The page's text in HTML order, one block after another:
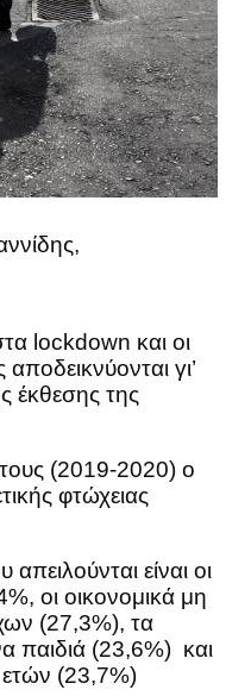
lockdown και οι
γι’
έκθεσης της
(2019-2020) ο
φτώχειας
είναι οι
οι οικονομικά μη
(27,3%), τα
παιδιά (23,6%) και
ετών (23,7%)